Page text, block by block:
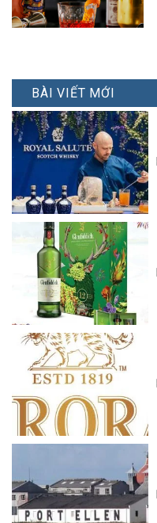
BÀI VIẾT MỚI